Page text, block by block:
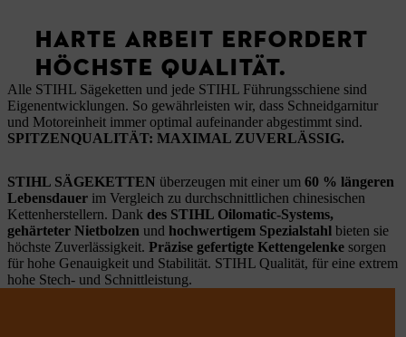
HARTE ARBEIT ERFORDERT
HÖCHSTE QUALITÄT.
Alle STIHL Sägeketten und jede STIHL Führungsschiene sind
Eigenentwicklungen. So gewährleisten wir, dass Schneidgarnitur
und Motoreinheit immer optimal aufeinander abgestimmt sind.
SPITZENQUALITÄT: MAXIMAL ZUVERLÄSSIG.
STIHL SÄGEKETTEN überzeugen mit einer um 60 % längeren
Lebensdauer im Vergleich zu durchschnittlichen chinesischen
Kettenherstellern. Dank des STIHL Oilomatic-Systems,
gehärteter Nietbolzen und hochwertigem Spezialstahl bieten sie
höchste Zuverlässigkeit. Präzise gefertigte Kettengelenke sorgen
für hohe Genauigkeit und Stabilität. STIHL Qualität, für eine extrem
hohe Stech- und Schnittleistung.